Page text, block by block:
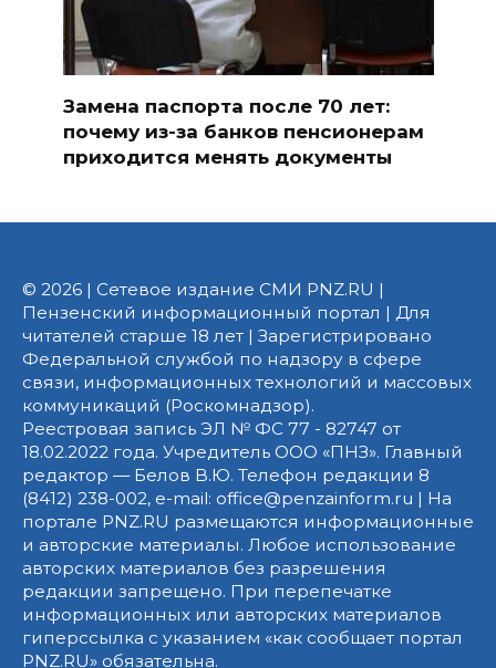
Замена паспорта после 70 лет:
почему из-за банков пенсионерам
приходится менять документы
© 2026 | Сетевое издание СМИ PNZ.RU |
Пензенский информационный портал | Для
читателей старше 18 лет | Зарегистрировано
Федеральной службой по надзору в сфере
связи, информационных технологий и массовых
коммуникаций (Роскомнадзор).
Реестровая запись ЭЛ № ФС 77 - 82747 от
18.02.2022 года. Учредитель ООО «ПНЗ». Главный
редактор — Белов В.Ю. Телефон редакции 8
(8412) 238-002, e-mail: office@penzainform.ru | На
портале PNZ.RU размещаются информационные
и авторские материалы. Любое использование
авторских материалов без разрешения
редакции запрещено. При перепечатке
информационных или авторских материалов
гиперссылка с указанием «как сообщает портал
PNZ.RU» обязательна.